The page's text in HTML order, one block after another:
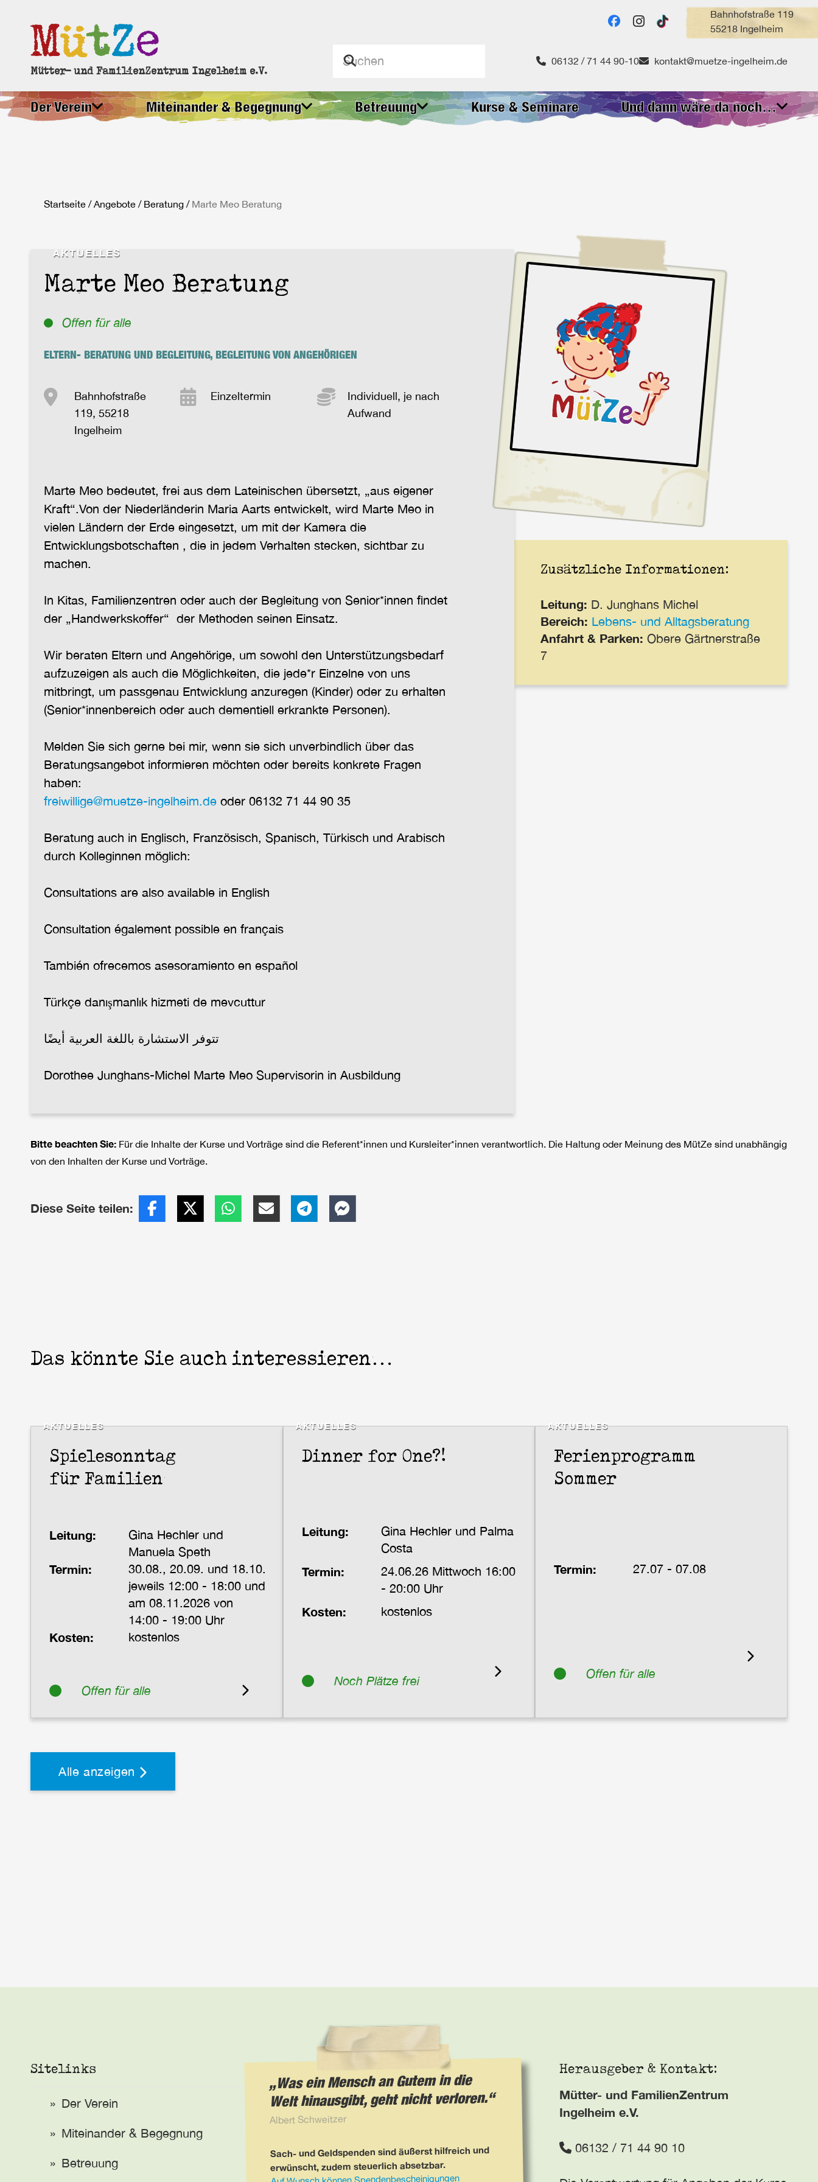
Bahnhofstraße 119
55218 Ingelheim
Mütter- und FamilienZentrum Ingelheim e.V.
06132 / 71 44 90-10 kontakt@muetze-ingelheim.de
Der Verein Miteinander & Begegnung Betreuung Kurse & Seminare Und dann wäre da noch…
Startseite /Angebote / Beratung / Marte Meo Beratung
AKTUELLES
Marte Meo Beratung
Offen für alle
ELTERN- BERATUNG UND BEGLEITUNG, BEGLEITUNG VON ANGEHÖRIGEN
Bahnhofstraße
119, 55218
Ingelheim
Einzeltermin
Individuell, je nach
Aufwand
Marte Meo bedeutet, frei aus dem Lateinischen übersetzt, „aus eigener
Kraft“.Von der Niederländerin Maria Aarts entwickelt, wird Marte Meo in
vielen Ländern der Erde eingesetzt, um mit der Kamera die
Entwicklungsbotschaften , die in jedem Verhalten stecken, sichtbar zu
machen.
In Kitas, Familienzentren oder auch der Begleitung von Senior*innen findet
der „Handwerkskoffer“ der Methoden seinen Einsatz.
Wir beraten Eltern und Angehörige, um sowohl den Unterstützungsbedarf
aufzuzeigen als auch die Möglichkeiten, die jede*r Einzelne von uns
mitbringt, um passgenau Entwicklung anzuregen (Kinder) oder zu erhalten
(Senior*innenbereich oder auch dementiell erkrankte Personen).
Melden Sie sich gerne bei mir, wenn sie sich unverbindlich über das
Beratungsangebot informieren möchten oder bereits konkrete Fragen
haben:
freiwillige@muetze-ingelheim.de oder 06132 71 44 90 35
Beratung auch in Englisch, Französisch, Spanisch, Türkisch und Arabisch
durch Kolleginnen möglich:
Consultations are also available in English
Consultation également possible en français
También ofrecemos asesoramiento en español
Türkçe danışmanlık hizmeti de mevcuttur
تتوفر الاستشارة باللغة العربية أيضًا
Dorothee Junghans-Michel Marte Meo Supervisorin in Ausbildung
Zusätzliche Informationen:
Leitung: D. Junghans Michel
Bereich: Lebens- und Alltagsberatung
Anfahrt & Parken: Obere Gärtnerstraße
7
Bitte beachten Sie: Für die Inhalte der Kurse und Vorträge sind die Referent*innen und Kursleiter*innen verantwortlich. Die Haltung oder Meinung des MütZe sind unabhängig
von den Inhalten der Kurse und Vorträge.
Diese Seite teilen:
Das könnte Sie auch interessieren…
AKTUELLES
Spielesonntag
für Familien
Leitung:
Gina Hechler und
Manuela Speth
Termin:
30.08., 20.09. und 18.10.
jeweils 12:00 - 18:00 und
am 08.11.2026 von
14:00 - 19:00 Uhr
Kosten: kostenlos
Offen für alle
AKTUELLES
Dinner for One?!
Leitung:
Gina Hechler und Palma
Costa
Termin:
24.06.26 Mittwoch 16:00
- 20:00 Uhr
Kosten: kostenlos
Noch Plätze frei
AKTUELLES
Ferienprogramm
Sommer
Termin: 27.07 - 07.08
Offen für alle
Alle anzeigen
Sitelinks
Der Verein
Miteinander & Begegnung
Betreuung
Was ein Mensch an Gutem in die
Welt hinausgibt, geht nicht verloren.
Albert Schweitzer
Sach- und Geldspenden sind äußerst hilfreich und
erwünscht, zudem steuerlich absetzbar.
Herausgeber & Kontakt:
Mütter- und FamilienZentrum
Ingelheim e.V.
06132 / 71 44 90 10